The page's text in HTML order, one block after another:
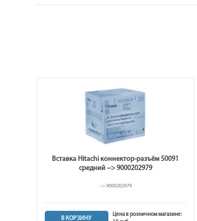
Вставка Hitachi коннектор-разъём 50091
средний --> 9000202979
--> 9000202979
В КОРЗИНУ
Цена в розничном магазине: